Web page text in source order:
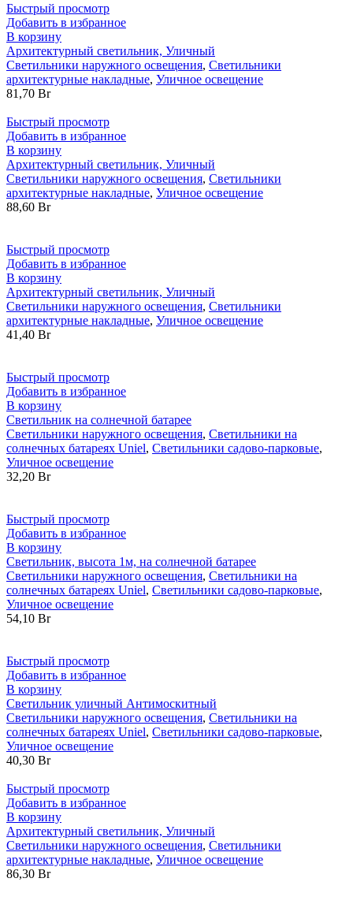
Быстрый просмотр
Добавить в избранное
В корзину
Архитектурный светильник, Уличный
Светильники наружного освещения, Светильники
архитектурные накладные, Уличное освещение
81,70 Br
Быстрый просмотр
Добавить в избранное
В корзину
Архитектурный светильник, Уличный
Светильники наружного освещения, Светильники
архитектурные накладные, Уличное освещение
88,60 Br
Быстрый просмотр
Добавить в избранное
В корзину
Архитектурный светильник, Уличный
Светильники наружного освещения, Светильники
архитектурные накладные, Уличное освещение
41,40 Br
Быстрый просмотр
Добавить в избранное
В корзину
Светильник на солнечной батарее
Светильники наружного освещения, Светильники на
солнечных батареях Uniel, Светильники садово-парковые,
Уличное освещение
32,20 Br
Быстрый просмотр
Добавить в избранное
В корзину
Светильник, высота 1м, на солнечной батарее
Светильники наружного освещения, Светильники на
солнечных батареях Uniel, Светильники садово-парковые,
Уличное освещение
54,10 Br
Быстрый просмотр
Добавить в избранное
В корзину
Светильник уличный Антимоскитный
Светильники наружного освещения, Светильники на
солнечных батареях Uniel, Светильники садово-парковые,
Уличное освещение
40,30 Br
Быстрый просмотр
Добавить в избранное
В корзину
Архитектурный светильник, Уличный
Светильники наружного освещения, Светильники
архитектурные накладные, Уличное освещение
86,30 Br